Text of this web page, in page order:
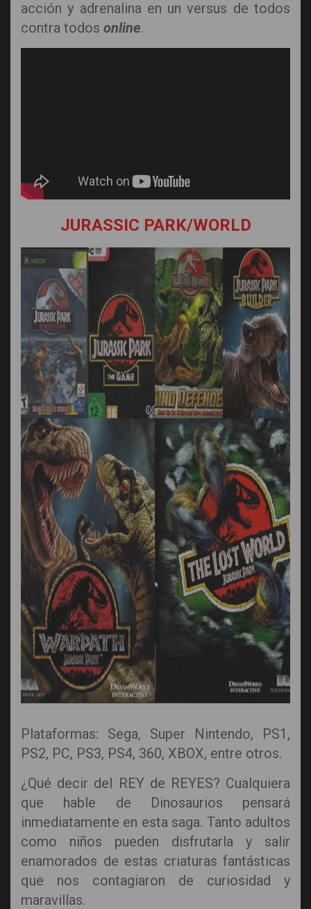
acción y adrenalina en un versus de todos
contra todos online.
JURASSIC PARK/WORLD
Plataformas: Sega, Super Nintendo, PS1,
PS2, PC, PS3, PS4, 360, XBOX, entre otros.
¿Qué decir del REY de REYES? Cualquiera
que hable de Dinosaurios pensará
inmediatamente en esta saga. Tanto adultos
como niños pueden disfrutarla y salir
enamorados de estas criaturas fantásticas
que nos contagiaron de curiosidad y
maravillas.